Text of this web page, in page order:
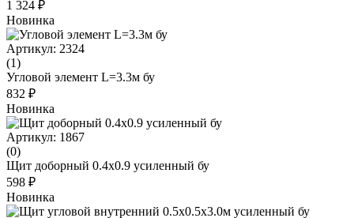
1 324 ₽
Новинка
Артикул: 2324
(1)
Угловой элемент L=3.3м бу
832 ₽
Новинка
Артикул: 1867
(0)
Щит доборный 0.4х0.9 усиленный бу
598 ₽
Новинка